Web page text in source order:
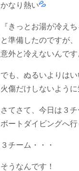
かなり熱い
『きっとお湯が冷え
と準備したのですが、
意外と冷えないんです
でも、ぬるいよりは
火傷だけしないように
さてさて、今日は３
ボートダイビングへ行
３チーム・・・
そうなんです！